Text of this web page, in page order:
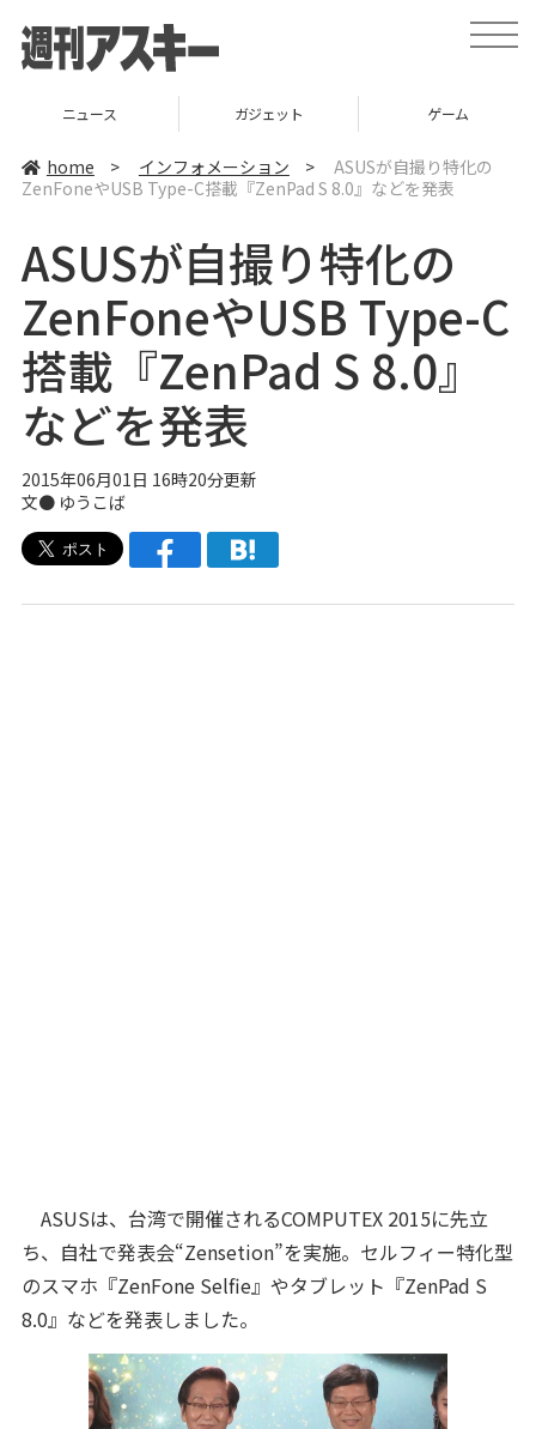
t
o
n
ニュース ガジェット ゲーム
home > インフォメーション >
ASUSが自撮り特化の
ZenFoneやUSB Type-C搭載『ZenPad S 8.0』などを発表
ASUSが自撮り特化の
ZenFoneやUSB Type-C
搭載『ZenPad S 8.0』
などを発表
2015年06月01日 16時20分更新
文● ゆうこば
ASUSは、台湾で開催されるCOMPUTEX 2015に先立
ち、自社で発表会“Zensetion”を実施。セルフィー特化型
のスマホ『ZenFone Selfie』やタブレット『ZenPad S
8.0』などを発表しました。